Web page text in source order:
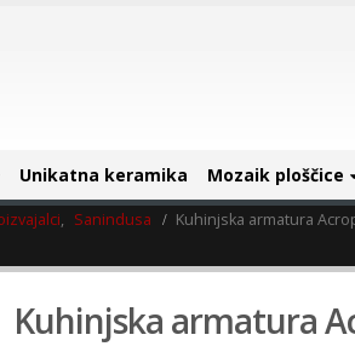
Unikatna keramika Mozaik ploščice
, Sanindusa Kuhinjska armatura
Kuhinjska armatura